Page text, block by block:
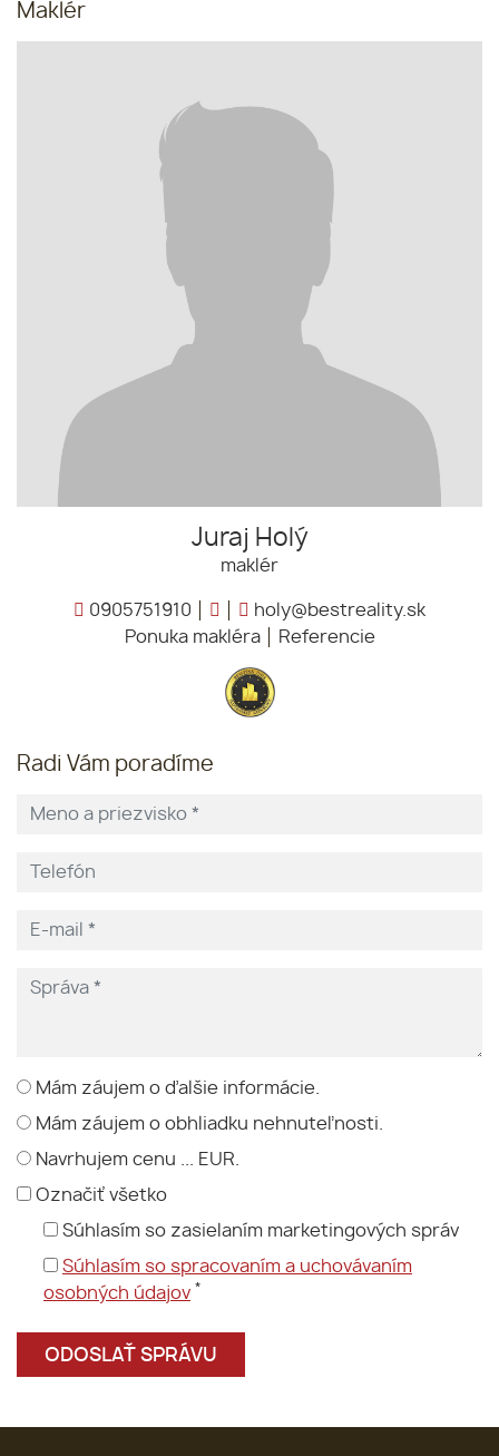
Maklér
Juraj Holý
maklér
0905751910
holy@bestreality.sk
Ponuka makléra
Referencie
Radi Vám poradíme
Mám záujem o ďalšie informácie.
Mám záujem o obhliadku nehnuteľnosti.
Navrhujem cenu ... EUR.
Označiť všetko
Súhlasím so zasielaním marketingových správ
Súhlasím so spracovaním a uchovávaním
osobných údajov *